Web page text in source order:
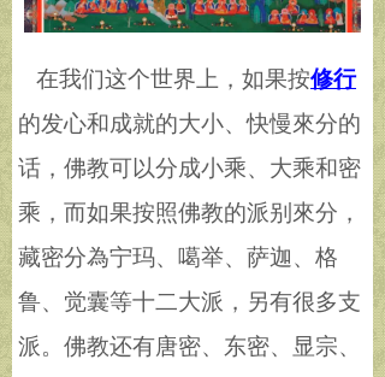
在我们这个世界上，如果按修行
的发心和成就的大小、快慢來分的
话，佛教可以分成小乘、大乘和密
乘，而如果按照佛教的派别來分，
藏密分為宁玛、噶举、萨迦、格
鲁、觉囊等十二大派，另有很多支
派。佛教还有唐密、东密、显宗、